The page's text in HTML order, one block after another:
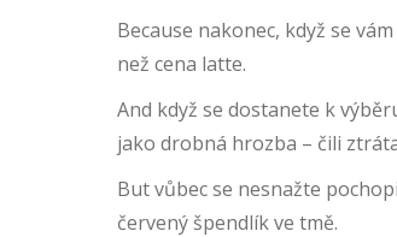
Because nakonec, když se
než cena latte.
And když se dostanete k
jako drobná hrozba – čili
But vůbec se nesnažte
červený špendlík ve tmě.